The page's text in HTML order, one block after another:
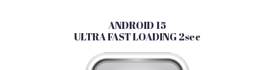
ANDROID 15
ULTRA FAST LOADING 2sec